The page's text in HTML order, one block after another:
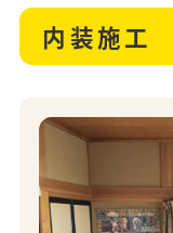
内装施工